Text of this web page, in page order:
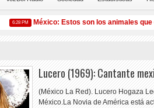
6:28 PM México: Estos son los animales que
Lucero (1969): Cantante
(México La Red). Lucero Hogaza
México.La Novia de América está